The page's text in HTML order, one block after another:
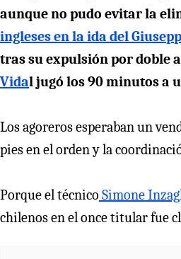
aunque no pudo evitar la
ingleses en la ida del
tras su expulsión por doble
Vidal jugó los 90 minutos a
Los agoreros esperaban un
pies en el orden y la
Porque el técnico Simone
chilenos en el once titular fue